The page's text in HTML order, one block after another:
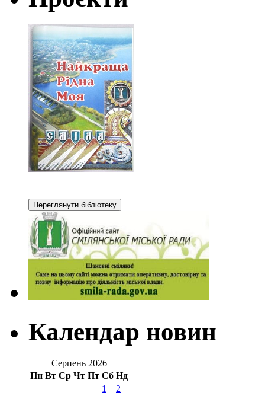
Календар новин
Серпень 2026
Пн Вт Ср Чт Пт Сб Нд
1
2